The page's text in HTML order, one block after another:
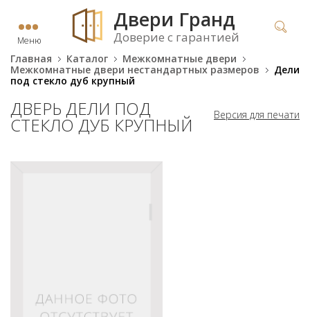
Меню
Двери Гранд
Доверие с гарантией
Главная Каталог
Межкомнатные двери
Межкомнатные двери нестандартных размеров
Дели
под стекло дуб крупный
Версия для печати
ДВЕРЬ ДЕЛИ ПОД
СТЕКЛО ДУБ КРУПНЫЙ